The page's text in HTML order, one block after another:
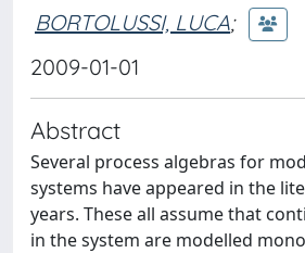
BORTOLUSSI, LUCA;
2009-01-01
Abstract
Several process algebras for
systems have appeared in the
years. These all assume that
in the system are modelled